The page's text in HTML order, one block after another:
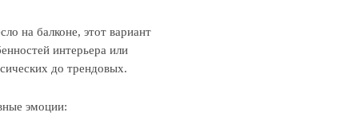
на балконе, этот вариант
интерьера или
до трендовых.
эмоции: